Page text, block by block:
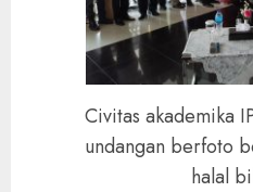
Civitas akademika
undangan berfoto
halal